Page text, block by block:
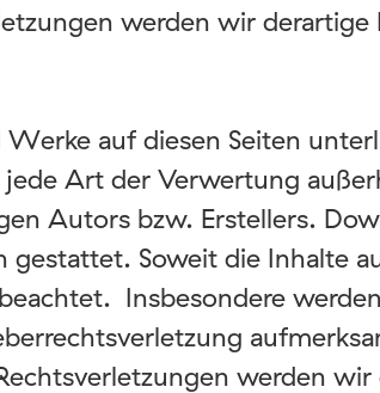
werden wir
auf diesen Seiten
Art der Verwertung
Autors bzw. Erstellers.
Soweit die Inhalte
Insbesondere
werden